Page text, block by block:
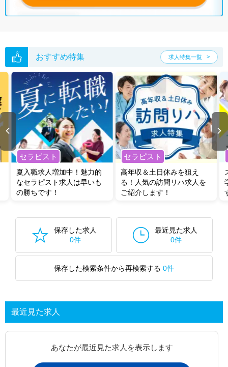
グした上で求人をご提案いたします。
ご希望条件がまだ定まっていない方は人気の希望条件をピックアップし
い。
おすすめ特集 求人特集一覧
セラピスト
夏入職求人増加中！魅力的
なセラピスト求人は早いも
の勝ちです！
セラピスト
高年収＆土日休みを狙え
る！人気の訪問リハ求人を
ご紹介します！
保存した求人
0件
最近見た求人
0件
保存した検索条件から再検索する 0件
最近見た求人
あなたが最近見た求人を表示します